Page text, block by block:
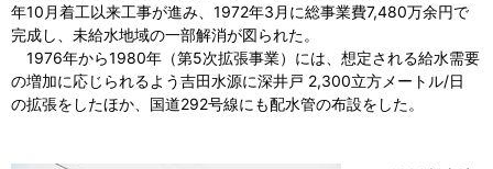
年10月着工以来工事が進み、1972年3月に総事業費7,480万余円で
完成し、未給水地域の一部解消が図られた。
1976年から1980年（第5次拡張事業）には、想定される給水需要
の増加に応じられるよう吉田水源に深井戸 2,300立方メートル/日
の拡張をしたほか、国道292号線にも配水管の布設をした。